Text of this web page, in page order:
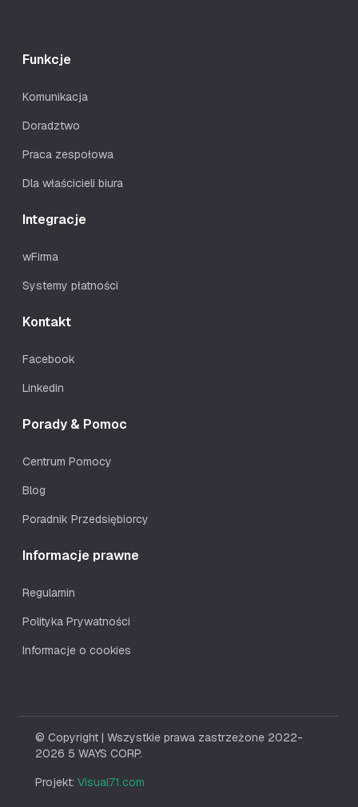
Funkcje
Komunikacja
Doradztwo
Praca zespołowa
Dla właścicieli biura
Integracje
wFirma
Systemy płatności
Kontakt
Facebook
Linkedin
Porady & Pomoc
Centrum Pomocy
Blog
Poradnik Przedsiębiorcy
Informacje prawne
Regulamin
Polityka Prywatności
Informacje o cookies
© Copyright | Wszystkie prawa zastrzeżone 2022-
2026 5 WAYS CORP.
Projekt: Visual71.com